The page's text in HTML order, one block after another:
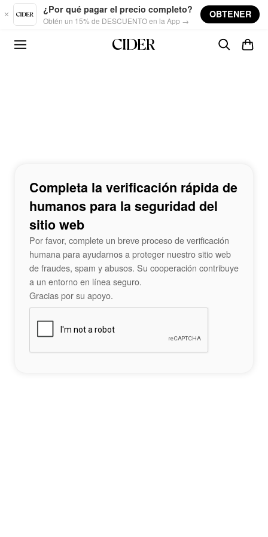
Skip to main content
¿Por qué pagar el precio completo?
Obtén un 15% de DESCUENTO en la App →
OBTENER
Completa la verificación rápida de
humanos para la seguridad del
sitio web
Por favor, complete un breve proceso de verificación
humana para ayudarnos a proteger nuestro sitio web
de fraudes, spam y abusos. Su cooperación contribuye
a un entorno en línea seguro.
Gracias por su apoyo.